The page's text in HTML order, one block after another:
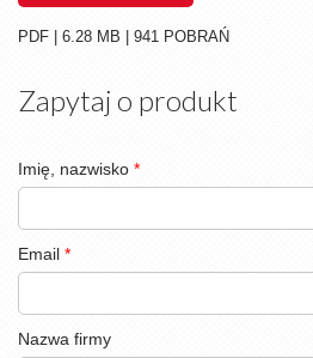
PDF | 6.28 MB | 941 POBRAŃ
Zapytaj o produkt
Imię, nazwisko *
Email *
Nazwa firmy